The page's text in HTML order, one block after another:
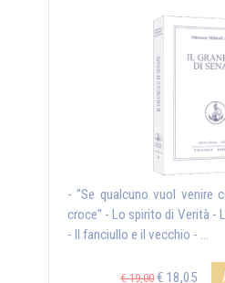
- "Se qualcuno vuol venire
croce" - Lo spirito di Verità -
- Il fanciullo e il vecchio - ...
€ 19,00 € 18,05